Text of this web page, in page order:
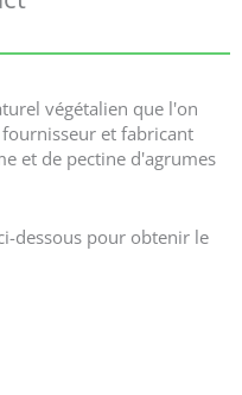
végétalien que l'on
et fabricant
et de pectine d'agrumes
dessous pour obtenir le